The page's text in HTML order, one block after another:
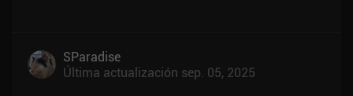
SParadise
Última actualización sep. 05, 2025